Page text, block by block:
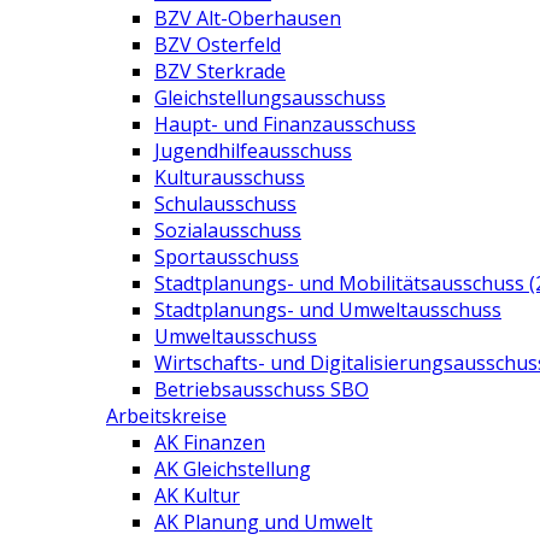
BZV Alt-Oberhausen
BZV Osterfeld
BZV Sterkrade
Gleichstellungsausschuss
Haupt- und Finanzausschuss
Jugendhilfeausschuss
Kulturausschuss
Schulausschuss
Sozialausschuss
Sportausschuss
Stadtplanungs- und Mobilitätsausschuss
Stadtplanungs- und Umweltausschuss
Umweltausschuss
Wirtschafts- und
Betriebsausschuss SBO
Arbeitskreise
AK Finanzen
AK Gleichstellung
AK Kultur
AK Planung und Umwelt